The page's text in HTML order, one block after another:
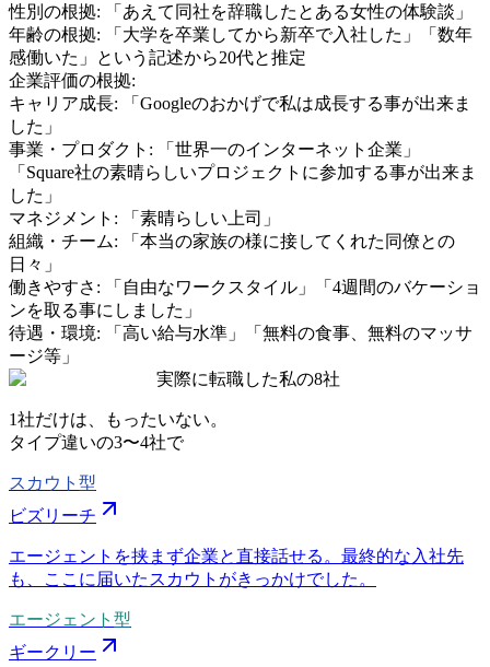
性別の根拠:
「あえて同社を辞職したとある女性の体験談」
年齢の根拠:
「大学を卒業してから新卒で入社した」「数年
感働いた」という記述から20代と推定
企業評価の根拠:
キャリア成長:
「Googleのおかげで私は成長する事が出来ま
した」
事業・プロダクト :
「世界一のインターネット企業」
「Square社の素晴らしいプロジェクトに参加する事が出来ま
した」
マネジメント :
「素晴らしい上司」
組織・チーム:
「本当の家族の様に接してくれた同僚との
日々」
働きやすさ :
「自由なワークスタイル」「4週間のバケーショ
ンを取る事にしました」
待遇・環境:
「高い給与水準」「無料の食事、無料のマッサ
ージ等」
実際に転職した私の8社
1社だけは、もったいない。
タイプ違いの3〜4社で
スカウト型
ビズリーチ
エージェントを挟まず企業と直接話せる。最終的な入社先
も、ここに届いたスカウトがきっかけでした。
エージェント型
ギークリー